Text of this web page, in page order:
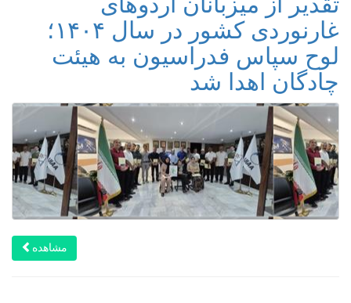
غارنوردی کشور در سال ۱۴۰۴؛
لوح سپاس فدراسیون به هیئت
چادگان اهدا شد
مشاهده